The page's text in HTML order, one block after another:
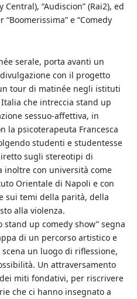
Central), “Audiscion” (Rai2), ed
e “Comedy
serale, porta avanti un
con il progetto
tour di matinée negli istituti
che intreccia stand up
sessuo-affettiva, in
la psicoterapeuta Francesca
studenti e studentesse
sugli stereotipi di
inoltre con università come
Orientale di Napoli e con
sui temi della parità, della
alla violenza.
stand up comedy show” segna
di un percorso artistico e
un luogo di riflessione,
Un attraversamento
miti fondativi, per riscrivere
che ci hanno insegnato a